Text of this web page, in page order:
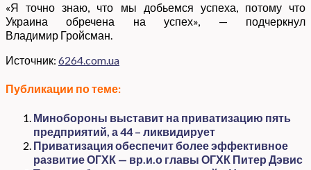
«Я точно знаю, что мы добьемся успеха, потому что
Украина обречена на успех», — подчеркнул
Владимир Гройсман.
Источник: 6264.com.ua
Публикации по теме:
Минобороны выставит на приватизацию пять
предприятий, а 44 – ликвидирует
Приватизация обеспечит более эффективное
развитие ОГХК — вр.и.о главы ОГХК Питер Дэвис